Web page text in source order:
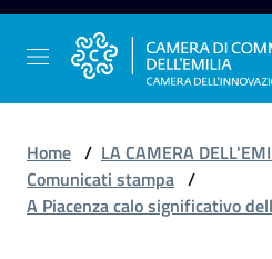
Vai al contenuto
Vai alla navigazione
Vai al footer
Home / LA CAMERA
Comunicati stampa /
A Piacenza calo significativo